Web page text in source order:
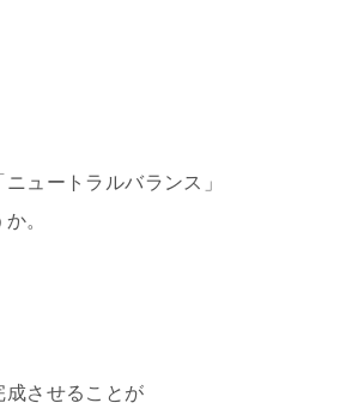
ュートラルバランス」
。
成させることが